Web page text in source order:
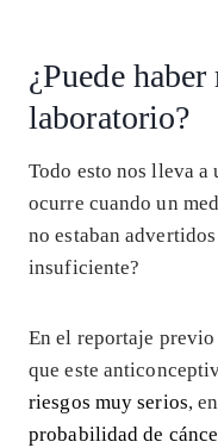
¿Puede
laboratorio?
Todo esto nos lleva a
ocurre cuando un
no estaban
insuficiente?
En el reportaje previo
que este
riesgos muy serios,
probabilidad de